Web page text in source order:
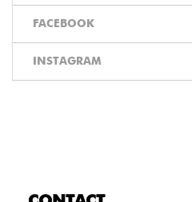
FACEBOOK
INSTAGRAM